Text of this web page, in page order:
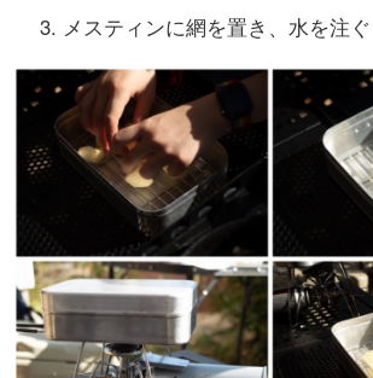
メスティンに網を置き、水を注ぐ